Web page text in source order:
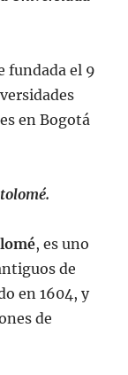
fundada el 9
en Bogotá
, es uno
de
en 1604, y
de